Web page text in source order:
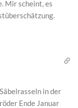
Mir scheint, es
in der
Ende Januar